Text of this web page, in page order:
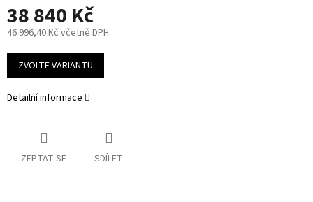
38 840 Kč
46 996,40 Kč včetně DPH
Měrná
cena:
ZVOLTE VARIANTU
Detailní informace
ZEPTAT SE SDÍLET